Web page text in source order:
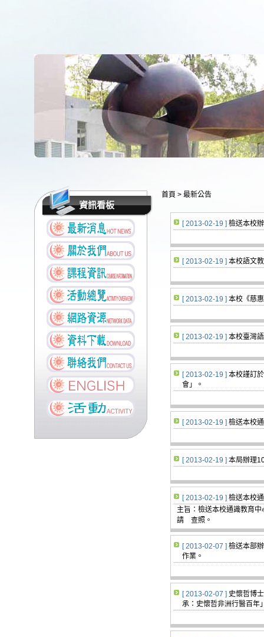
資訊看板
首頁 > 最新公告
[ 2013-02-19 ] 檢送本校
[ 2013-02-19 ] 本校語文
[ 2013-02-19 ] 本校《慈
[ 2013-02-19 ] 本校臺灣
[ 2013-02-19 ] 本校謹訂
會」。
[ 2013-02-19 ] 檢送本校
[ 2013-02-19 ] 本局辦理
[ 2013-02-19 ] 檢送本校
主旨：檢送本校通識教育
請 查照。
[ 2013-02-07 ] 檢送本部
作業。
[ 2013-02-07 ] 史懷哲博
承：史懷哲非洲行醫百年